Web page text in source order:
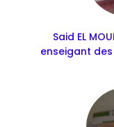
Said EL
enseigant des